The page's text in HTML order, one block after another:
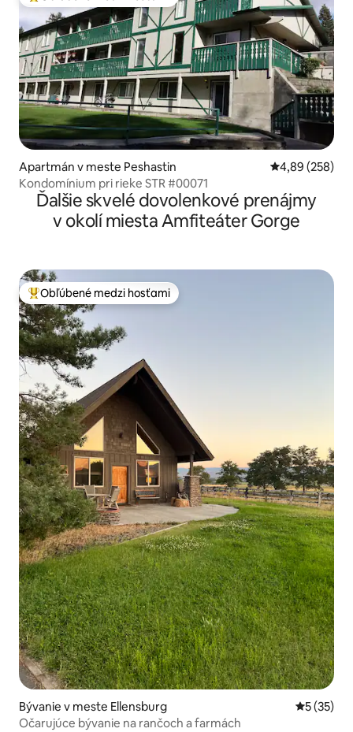
Apartmán v meste Peshastin Priemerné
4,89 (258)
Kondomínium pri rieke STR #00071
Ďalšie skvelé dovolenkové prenájmy
v okolí miesta Amfiteáter Gorge
Najobľúbenejšie medzi hosťami
Obľúbené medzi hosťami
Bývanie v meste Ellensburg
5 (35)
Očarujúce bývanie na rančoch a farmách